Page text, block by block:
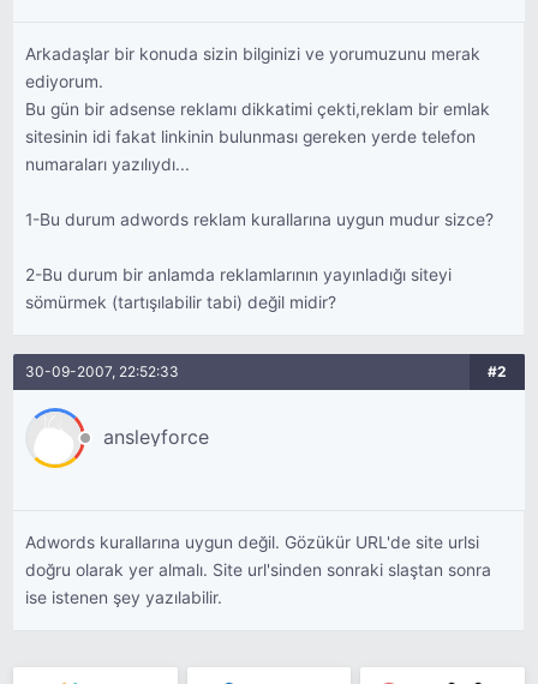
Arkadaşlar bir konuda sizin bilginizi ve yorumuzunu merak
ediyorum.
Bu gün bir adsense reklamı dikkatimi çekti,reklam bir emlak
sitesinin idi fakat linkinin bulunması gereken yerde telefon
numaraları yazılıydı...
1-Bu durum adwords reklam kurallarına uygun mudur sizce?
2-Bu durum bir anlamda reklamlarının yayınladığı siteyi
sömürmek (tartışılabilir tabi) değil midir?
30-09-2007, 22:52:33 #2
ansleyforce
Adwords kurallarına uygun değil. Gözükür URL'de site urlsi
doğru olarak yer almalı. Site url'sinden sonraki slaştan sonra
ise istenen şey yazılabilir.